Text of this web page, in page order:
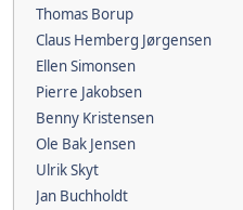
Thomas Borup
Claus Hemberg Jørgensen
Ellen Simonsen
Pierre Jakobsen
Benny Kristensen
Ole Bak Jensen
Ulrik Skyt
Jan Buchholdt